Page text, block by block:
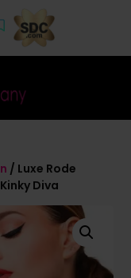
/ Luxe Rode
Diva